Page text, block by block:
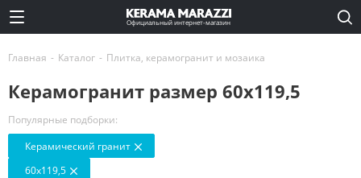
Официальный интернет-магазин
Главная - Каталог - Плитка, керамогранит и мозаика
Керамогранит размер 60x119,5
Популярные подборки:
Керамический гранит
60x119,5